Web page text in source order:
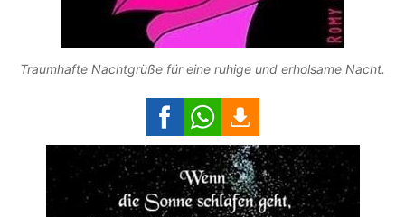
Traumhafte Nachtgrüße für eine ruhige und erholsame Nacht.